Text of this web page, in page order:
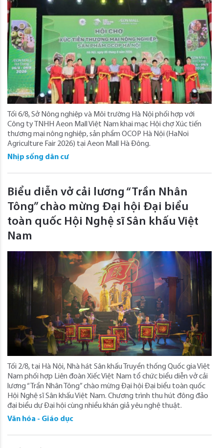
Tối 6/8, Sở Nông nghiệp và Môi trường Hà Nội phối hợp với
Công ty TNHH Aeon Mall Việt Nam khai mạc Hội chợ Xúc tiến
thương mại nông nghiệp, sản phẩm OCOP Hà Nội (HaNoi
Agriculture Fair 2026) tại Aeon Mall Hà Đông.
Nhịp sống dân cư
Biểu diễn vở cải lương “Trần Nhân
Tông” chào mừng Đại hội Đại biểu
toàn quốc Hội Nghệ sĩ Sân khấu Việt
Nam
Tối 2/8, tại Hà Nội, Nhà hát Sân khấu Truyền thống Quốc gia Việt
Nam phối hợp Liên đoàn Xiếc Việt Nam tổ chức biểu diễn vở cải
lương “Trần Nhân Tông” chào mừng Đại hội Đại biểu toàn quốc
Hội Nghệ sĩ Sân khấu Việt Nam. Chương trình thu hút đông đảo
đại biểu dự Đại hội cùng nhiều khán giả yêu nghệ thuật.
Văn hóa - Giáo dục